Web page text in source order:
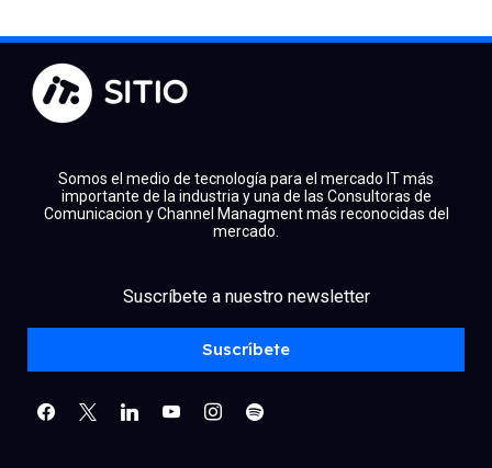
Somos el medio de tecnología para el mercado IT más
importante de la industria y una de las Consultoras de
Comunicacion y Channel Managment más reconocidas del
mercado.
Suscríbete a nuestro newsletter
Suscríbete
linkedinyoutubeinstagram
spotify